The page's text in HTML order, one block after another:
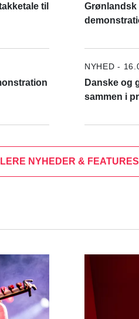
til
Grønlandsk
NYHED -
Danske og
sammen i
NYHEDER & FEATURES